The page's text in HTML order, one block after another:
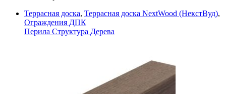
Террасная доска, Террасная доска NextWood (НекстВуд),
Ограждения ДПК
Перила Структура Дерева